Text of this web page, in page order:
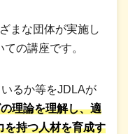
まな団体が実施し
の講座です。
るか等をJDLAが
理論を理解し、適
を持つ人材を育成す